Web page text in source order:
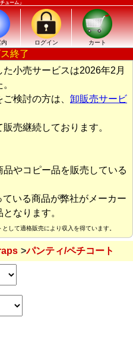
ューム」
ログイン カート
終了
小売サービスは2026年2月
検討の方は、 卸販売サービ
売継続しております。
やコピー品を販売している
ている商品が弊社がメーカー
なります。
して適格販売により収入を得ています。
パンティ/ペチコート